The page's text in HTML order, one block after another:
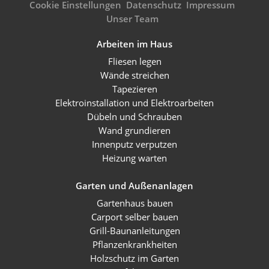
Cookie Einstellungen Datenschutz Impressum
Unser Team
Arbeiten im Haus
Fliesen legen
Wände streichen
Tapezieren
Elektroinstallation und Elektroarbeiten
Dübeln und Schrauben
Wand grundieren
Innenputz verputzen
Heizung warten
Garten und Außenanlagen
Gartenhaus bauen
Carport selber bauen
Grill-Baunanleitungen
Pflanzenkrankheiten
Holzschutz im Garten